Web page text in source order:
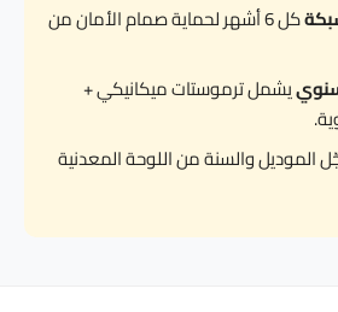
كل 6 أشهر لحماية صمام الأمان من
يشمل ترموستات ميكانيكي +
الموديل والسنة من اللوحة المعدنية